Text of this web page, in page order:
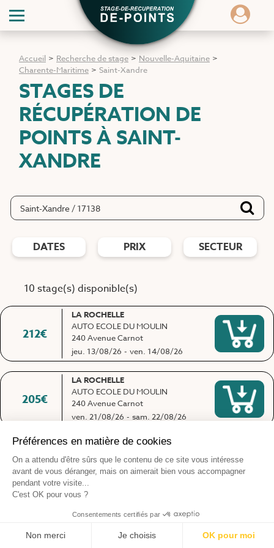
Accueil > Recherche de stage > Nouvelle-Aquitaine >
Charente-Maritime > Saint-Xandre
STAGES DE
RÉCUPÉRATION DE
POINTSÀ SAINT-
XANDRE
DATES PRIX SECTEUR
10 stage(s) disponible(s)
212€
LA ROCHELLE
AUTO ECOLE DU MOULIN
240 Avenue Carnot
jeu. 13/08/26 - ven. 14/08/26
205€
LA ROCHELLE
AUTO ECOLE DU MOULIN
240 Avenue Carnot
ven. 21/08/26 - sam. 22/08/26
259€
FONTENAY LE COMTE
CENTR'EUROPE DE FORMATION
ROUTIERE
9 rue du Docteur Chevallereau
ven. 21/08/26
245 €
AUTO ECOLE DU MOULIN